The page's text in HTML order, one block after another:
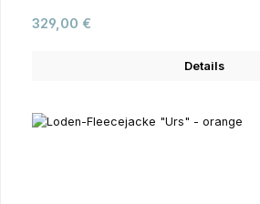
Regulärer Preis:
329,00 €
Details